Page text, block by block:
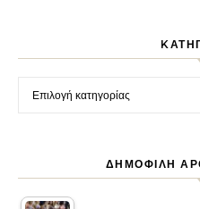
ΔΗΜΟΦΙΛΉ